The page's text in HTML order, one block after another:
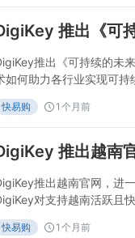
推出《可持续的未
如何助力各行业实现可
06月24日DigiKey推出《
的元器件及技术。全球
域，先进电
快易购 1个月前
推出越南官网，进
对支持越南活跃且
夫里弗福尔斯市-2026年
造市场提供支持。全球
快易购 1个月前